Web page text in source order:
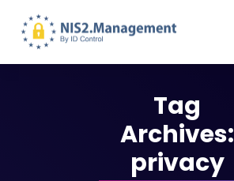
Tag
Archives:
privacy